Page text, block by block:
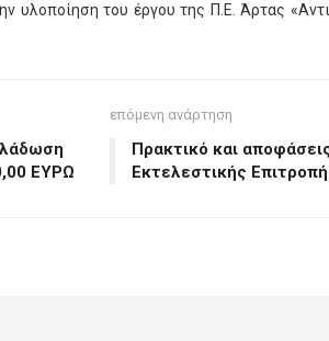
υλοποίηση του έργου της Π.Ε. Άρτας
ΕΥΡΩ
επόμενη ανάρτηση
Πρακτικό και
Εκτελεστικής